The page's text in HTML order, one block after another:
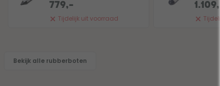
Tijdelijk uit voorraad
779,-
Bekijk alle rubberboten